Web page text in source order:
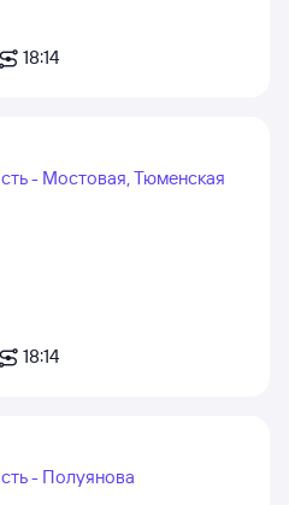
18:14
- Мостовая, Тюменская
18:14
- Полуянова